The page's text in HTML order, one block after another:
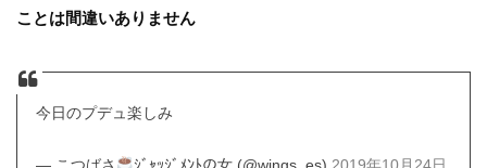
ことは間違いありません
今日のプデュ楽しみ
— こつばさ ｼﾞｬｯｼﾞﾒﾝﾄの女 (@wings_es) 2019年10月24日